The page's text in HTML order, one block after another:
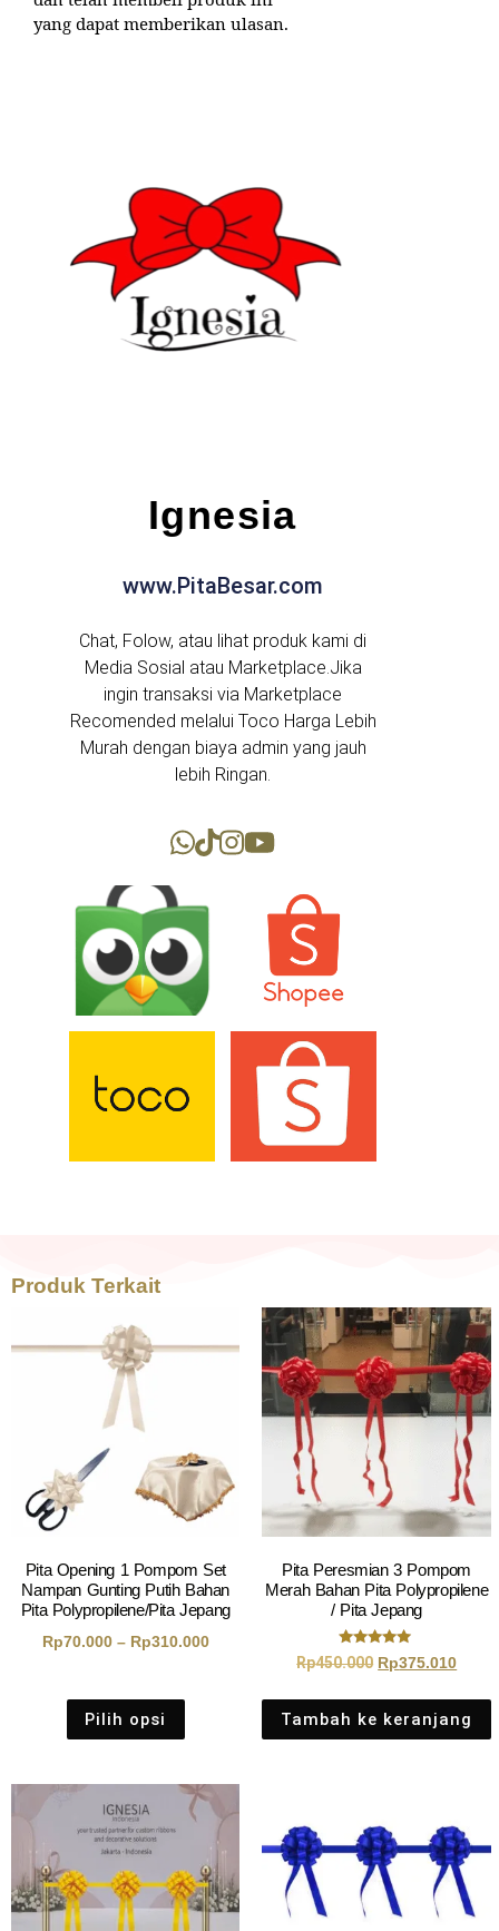
yang dapat memberikan ulasan.
Ignesia
www.PitaBesar.com
Chat, Folow, atau lihat produk kami di
Media Sosial atau Marketplace.Jika
ingin transaksi via Marketplace
Recomended melalui Toco Harga Lebih
Murah dengan biaya admin yang jauh
lebih Ringan.
Produk Terkait
Pita Opening 1 Pompom Set
Nampan Gunting Putih Bahan
Pita Polypropilene/Pita Jepang
Rp70.000 – Rp310.000
Pilih opsi
Pita Peresmian 3 Pompom
Merah Bahan Pita Polypropilene
/ Pita Jepang
Dinilai
5.00
Rp450.000 Rp375.010
Tambah ke keranjang